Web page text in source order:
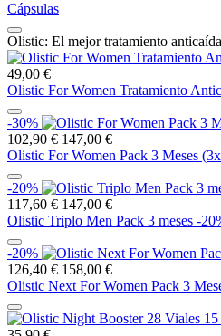
Cápsulas
Olistic: El mejor tratamiento
49,00 €
Olistic For Women Tratamiento
-30%
102,90 € 147,00 €
Olistic For Women Pack 3 Meses
-20%
117,60 € 147,00 €
Olistic Triplo Men Pack 3 meses -
-20%
126,40 € 158,00 €
Olistic Next For Women Pack 3